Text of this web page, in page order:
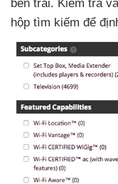
bên trái. Kiểm tra
hộp tìm kiếm để